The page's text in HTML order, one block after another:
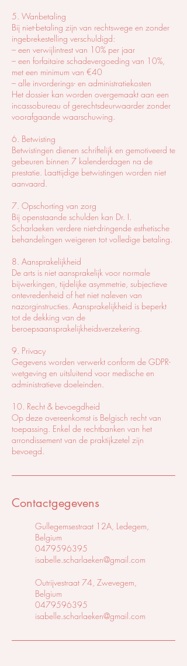
5. Wanbetaling
Bij niet-betaling zijn van rechtswege en zonder
ingebrekestelling verschuldigd:
– een verwijlintrest van 10% per jaar
– een forfaitaire schadevergoeding van 10%,
met een minimum van €40
– alle invorderings- en administratiekosten
Het dossier kan worden overgemaakt aan een
incassobureau of gerechtsdeurwaarder zonder
voorafgaande waarschuwing.
6. Betwisting
Betwistingen dienen schriftelijk en gemotiveerd te
gebeuren binnen 7 kalenderdagen na de
prestatie. Laattijdige betwistingen worden niet
aanvaard.
7. Opschorting van zorg
Bij openstaande schulden kan Dr. I.
Scharlaeken verdere niet-dringende esthetische
behandelingen weigeren tot volledige betaling.
8. Aansprakelijkheid
De arts is niet aansprakelijk voor normale
bijwerkingen, tijdelijke asymmetrie, subjectieve
ontevredenheid of het niet naleven van
nazorginstructies. Aansprakelijkheid is beperkt
tot de dekking van de
beroepsaansprakelijkheidsverzekering.
9. Privacy
Gegevens worden verwerkt conform de GDPR-
wetgeving en uitsluitend voor medische en
administratieve doeleinden.
10. Recht & bevoegdheid
Op deze overeenkomst is Belgisch recht van
toepassing. Enkel de rechtbanken van het
arrondissement van de praktijkzetel zijn
bevoegd.
Contactgegevens
Gullegemsestraat 12A, Ledegem,
Belgium
0479596395
isabelle.scharlaeken@gmail.com
Outrijvestraat 74, Zwevegem,
Belgium
0479596395
isabelle.scharlaeken@gmail.com